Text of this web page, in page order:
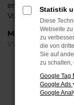
entsprechend zu
Vorstellungen.
Marken
VW
Beim Laden
Statistik
Diese
Webseite
zu
die von
Sie auf
zu schalten,
Google Tag
Google Ads
Google